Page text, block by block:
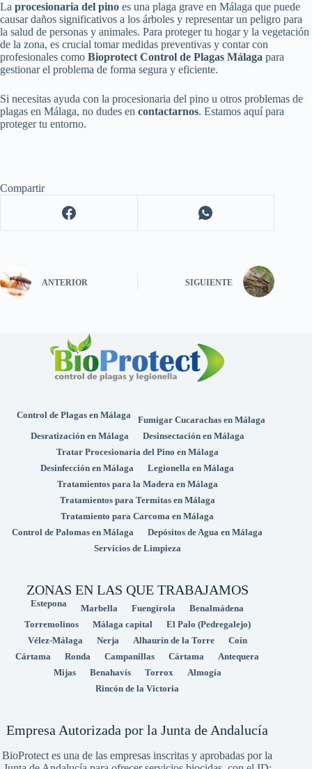
La procesionaria del pino es una plaga grave en Málaga que puede
causar daños significativos a los árboles y representar un peligro para
la salud de personas y animales. Para proteger tu hogar y la vegetación
de la zona, es crucial tomar medidas preventivas y contar con
profesionales como Bioprotect Control de Plagas Málaga para
gestionar el problema de forma segura y eficiente.
Si necesitas ayuda con la procesionaria del pino u otros problemas de
plagas en Málaga, no dudes en contactarnos. Estamos aquí para
proteger tu entorno.
Compartir
ANTERIOR SIGUIENTE
Control de Plagas en Málaga
Fumigar Cucarachas en Málaga
Desratización en Málaga
Desinsectación en Málaga
Tratar Procesionaria del Pino en Málaga
Desinfección en Málaga
Legionella en Málaga
Tratamientos para la Madera en Málaga
Tratamientos para Termitas en Málaga
Tratamiento para Carcoma en Málaga
Control de Palomas en Málaga
Depósitos de Agua en Málaga
Servicios de Limpieza
ZONAS EN LAS QUE TRABAJAMOS
Estepona Marbella Fuengirola
Benalmádena
Torremolinos
Málaga capital
El Palo (Pedregalejo)
Vélez-Málaga
Nerja Alhaurín de la Torre
Coín
Cártama
Ronda Campanillas Cártama
Antequera
Mijas
Benahavís Torrox
Almogía
Rincón de la Victoria
Empresa Autorizada por la Junta de Andalucía
BioProtect es una de las empresas inscritas y aprobadas por la